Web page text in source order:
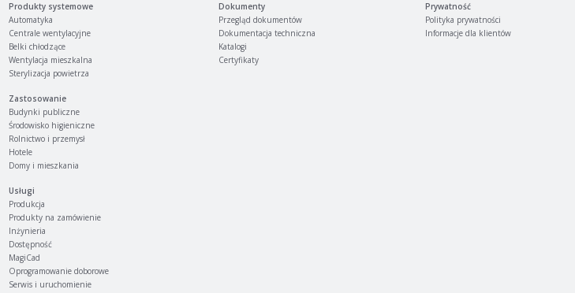
Produkty systemowe
Automatyka
Centrale wentylacyjne
Belki chłodzące
Wentylacja mieszkalna
Sterylizacja powietrza
Zastosowanie
Budynki publiczne
Środowisko higieniczne
Rolnictwo i przemysł
Hotele
Domy i mieszkania
Usługi
Produkcja
Produkty na zamówienie
Inżynieria
Dostępność
MagiCad
Oprogramowanie doborowe
Serwis i uruchomienie
Dokumenty
Przegląd dokumentów
Dokumentacja techniczna
Katalogi
Certyfikaty
Prywatność
Polityka prywatności
Informacje dla klientów